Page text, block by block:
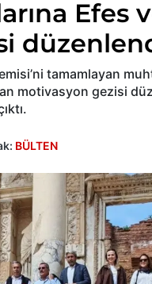
Efes
tamamlayan
motivasyon gezisi
BÜLTEN